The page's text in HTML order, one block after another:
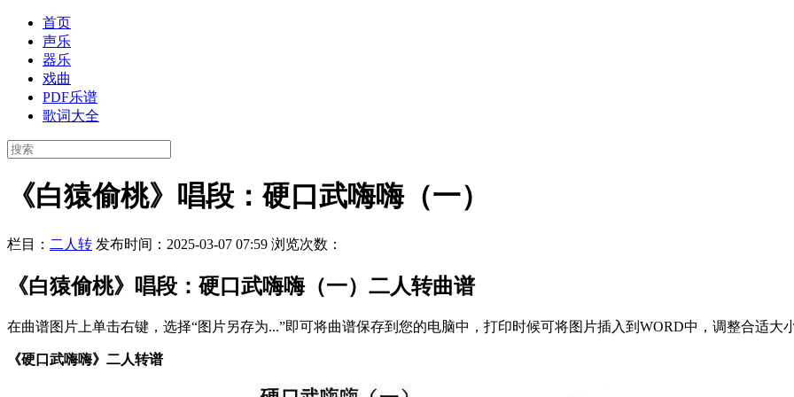
首页
声乐
器乐
戏曲
PDF乐谱
歌词大全
《白猿偷桃》唱段：硬口武嗨嗨（一）
栏目： 二人转 发布时间：2025-03-07 07:59 浏览次数：
《白猿偷桃》唱段：硬口武嗨嗨（一）二人转曲谱
在曲谱图片上单击右键，选择“图片另存为...”即可将曲谱保存到您的电脑中，打印时候可将图片插入到WORD中，调整合适大
《硬口武嗨嗨》二人转谱